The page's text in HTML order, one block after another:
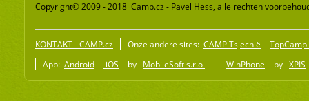
Copyright© 2009 - 2018 Camp.cz - Pavel Hess, alle rechten
KONTAKT - CAMP.cz Onze andere sites: CAMP Tsjechië
App: Android iOS by MobileSoft s.r.o WinPhone by XPIS